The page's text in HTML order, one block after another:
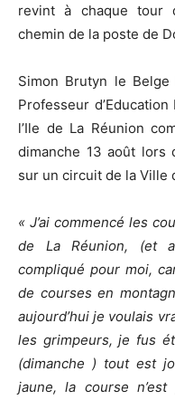
revint à chaque tour
chemin de la poste de
Simon Brutyn le Belge
Professeur
l’Ile de La Réunion
dimanche 13 août
sur un circuit de la Ville
« J’ai commencé les
de La Réunion, (et
compliqué pour moi,
de courses en
aujourd’hui je voulais
les grimpeurs, je fus
(dimanche ) tout est
jaune, la course